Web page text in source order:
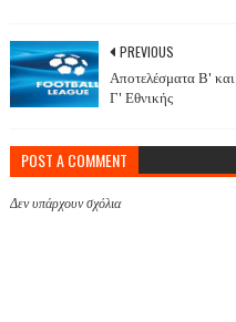
PREVIOUS
Αποτελέσματα Β' και
Γ' Εθνικής
POST A COMMENT
Δεν υπάρχουν σχόλια